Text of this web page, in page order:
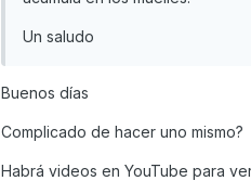
Un saludo
Buenos días
Complicado de hacer uno mismo?
Habrá videos en YouTube para